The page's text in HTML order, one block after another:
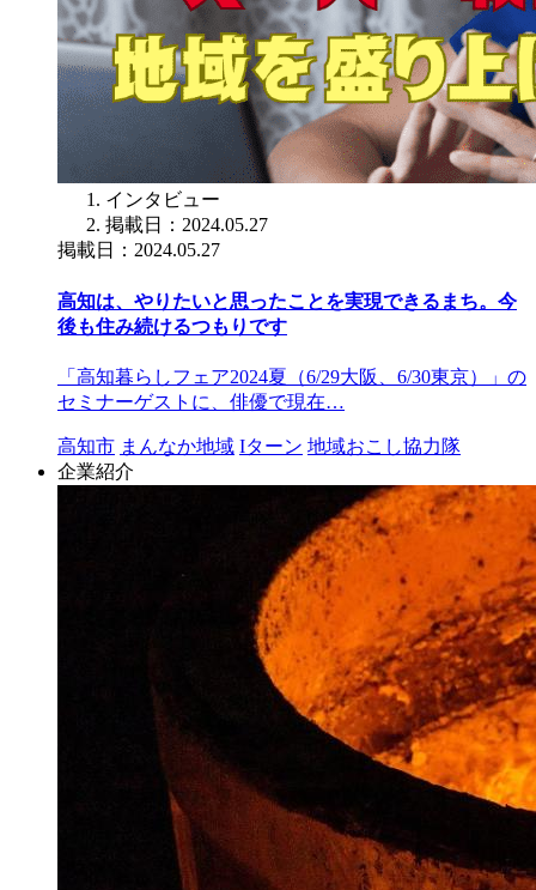
インタビュー
掲載日：2024.05.27
掲載日：2024.05.27
高知は、やりたいと思ったことを実現できるまち。今
後も住み続けるつもりです
「高知暮らしフェア2024夏（6/29大阪、6/30東京）」の
セミナーゲストに、俳優で現在…
高知市 まんなか地域 Iターン 地域おこし協力隊
企業紹介